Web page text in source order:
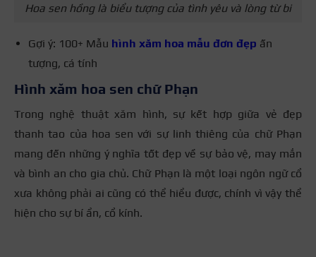
Hoa sen hồng là biểu tượng của tình yêu và lòng từ bi
Gợi ý: 100+ Mẫu hình xăm hoa mẫu đơn đẹp ấn
tượng, cá tính
Hình xăm hoa sen chữ Phạn
Trong nghệ thuật xăm hình, sự kết hợp giữa vẻ đẹp
thanh tao của hoa sen với sự linh thiêng của chữ Phạn
mang đến những ý nghĩa tốt đẹp về sự bảo vệ, may mắn
và bình an cho gia chủ. Chữ Phạn là một loại ngôn ngữ cổ
xưa không phải ai cũng có thể hiểu được, chính vì vậy thể
hiện cho sự bí ẩn, cổ kính.